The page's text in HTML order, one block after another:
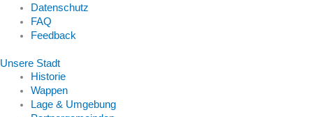
Datenschutz
FAQ
Feedback
Unsere Stadt
Historie
Wappen
Lage & Umgebung